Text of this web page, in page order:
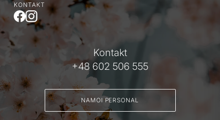
KONTAKT
Kontakt
+48 602 506 555
NAMOI PERSONAL